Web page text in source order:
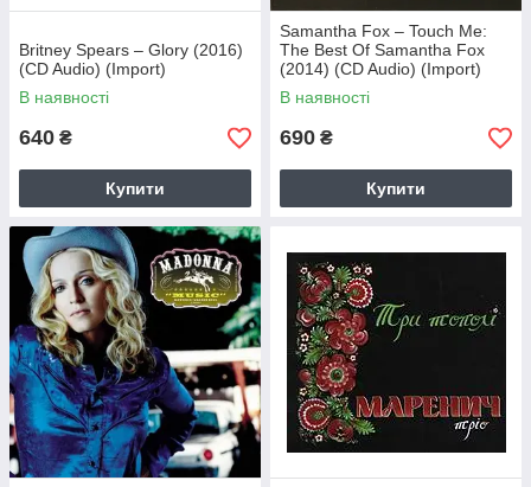
Britney Spears – Glory (2016)
(CD Audio) (Import)
В наявності
640 ₴
Купити
Samantha Fox – Touch Me:
The Best Of Samantha Fox
(2014) (CD Audio) (Import)
В наявності
690 ₴
Купити